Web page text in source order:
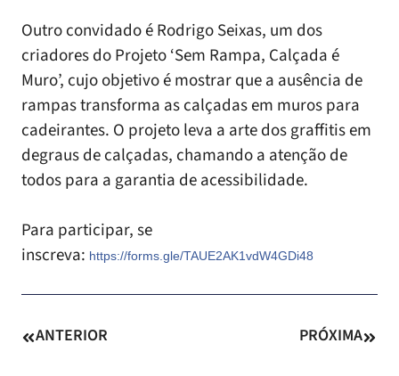
Outro convidado é Rodrigo Seixas, um dos
criadores do Projeto ‘Sem Rampa, Calçada é
Muro’, cujo objetivo é mostrar que a ausência de
rampas transforma as calçadas em muros para
cadeirantes. O projeto leva a arte dos graffitis em
degraus de calçadas, chamando a atenção de
todos para a garantia de acessibilidade.
Para participar, se
inscreva: https://forms.gle/TAUE2AK1vdW4GDi48
ANTERIOR PRÓXIMA